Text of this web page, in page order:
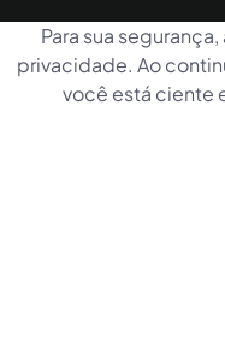
Para sua
privacidade. Ao
você está ciente